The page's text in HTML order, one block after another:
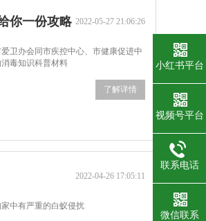
2022-05-27 21:06:26
你一份攻略
卫办会同市疾控中心、市健康促进中
毒知识科普材料
了解详情
2022-04-26 17:05:11
中有严重的白蚁侵扰
小红书平台
视频号平台
联系电话
微信联系